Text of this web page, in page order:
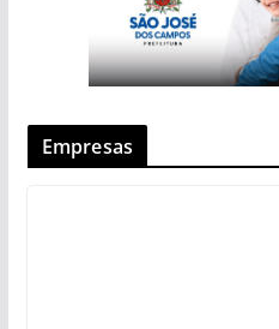
Empresas